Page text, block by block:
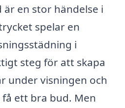
är en stor händelse i
spelar en
i
steg för att skapa
under visningen och
ett bra bud. Men